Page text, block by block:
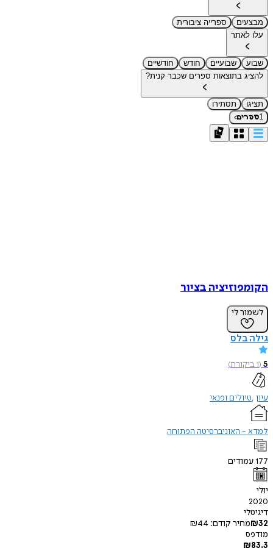
מבצעים
ספרייה ציבורית
עלו לאתר
שבוע שבועיים חודש
חודשיים
להציג בתוצאות ספרים שכבר קנית?
תציגו
תסתירו
1ספרים›
הקומפוזיציה בציור
לשמור לי
גילה בלס
5
(
1ביקורת)
עיון טיולים ופנאי
למדא - האוניברסיטה הפתוחה
177עמודים
יולי
2020
דיגיטלי
₪32 מחיר קודם: ₪44
מודפס
₪83.3